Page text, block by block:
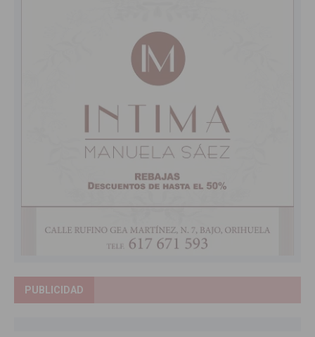
PUBLICIDAD